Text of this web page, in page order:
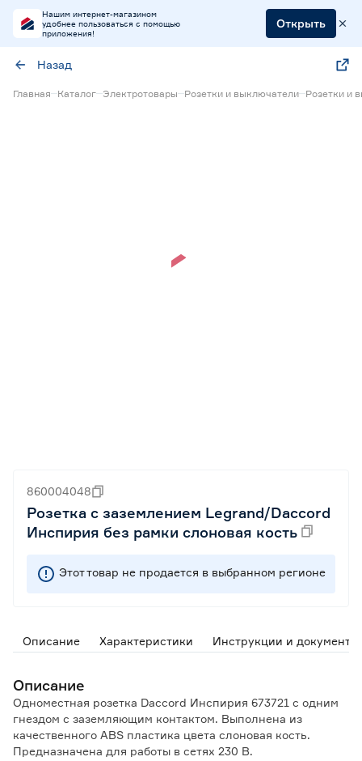
Нашим интернет-магазином
удобнее пользоваться с помощью
приложения!
Открыть
Назад
Главная Каталог Электротовары Розетки и выключатели Розетки и
860004048
Розетка с заземлением Legrand/Daccord
Инспирия без рамки слоновая кость
Этот товар не продается в выбранном регионе
Описание Характеристики Инструкции и документы
Описание
Одноместная розетка Daccord Инспирия 673721 с одним
гнездом с заземляющим контактом. Выполнена из
качественного ABS пластика цвета слоновая кость.
Предназначена для работы в сетях 230 В.